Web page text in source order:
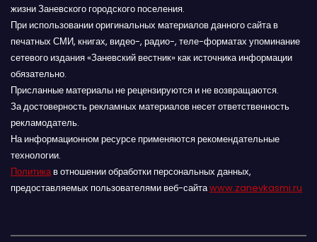
жизни Заневского городского поселения.
При использовании оригинальных материалов данного сайта в
печатных СМИ, книгах, видео-, радио-, теле-форматах упоминание
сетевого издания «Заневский вестник» как источника информации
обязательно.
Присланные материалы не рецензируются и не возвращаются.
За достоверность рекламных материалов несет ответственность
рекламодатель.
На информационном ресурсе применяются рекомендательные
технологии.
Политикав отношении обработки персональных данных,
предоставляемых пользователями веб-сайтаwww.zanevkasmi.ru